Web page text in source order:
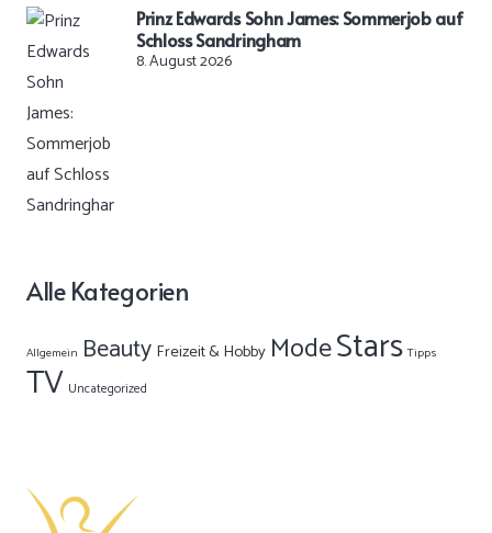
Prinz Edwards Sohn James: Sommerjob auf
Schloss Sandringham
8. August 2026
Alle Kategorien
Allgemein Beauty Freizeit & Hobby ModeStars Tipps
TV Uncategorized